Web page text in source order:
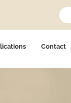
Contact